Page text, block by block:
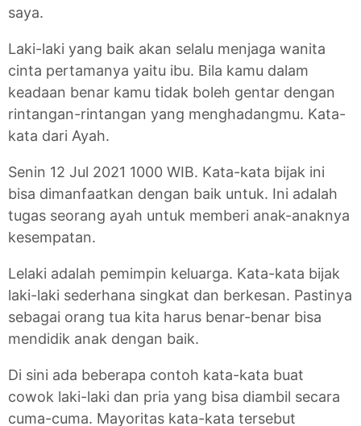
saya.
Laki-laki yang baik akan selalu menjaga wanita
cinta pertamanya yaitu ibu. Bila kamu dalam
keadaan benar kamu tidak boleh gentar dengan
rintangan-rintangan yang menghadangmu. Kata-
kata dari Ayah.
Senin 12 Jul 2021 1000 WIB. Kata-kata bijak ini
bisa dimanfaatkan dengan baik untuk. Ini adalah
tugas seorang ayah untuk memberi anak-anaknya
kesempatan.
Lelaki adalah pemimpin keluarga. Kata-kata bijak
laki-laki sederhana singkat dan berkesan. Pastinya
sebagai orang tua kita harus benar-benar bisa
mendidik anak dengan baik.
Di sini ada beberapa contoh kata-kata buat
cowok laki-laki dan pria yang bisa diambil secara
cuma-cuma. Mayoritas kata-kata tersebut